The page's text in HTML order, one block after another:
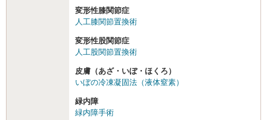
変形性膝関節症
人工膝関節置換術
変形性股関節症
人工股関節置換術
皮膚（あざ・いぼ・ほくろ）
いぼの冷凍凝固法（液体窒素）
緑内障
緑内障手術